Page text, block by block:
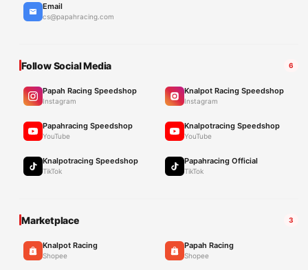
Email
cs@papahracing.com
Follow Social Media 6
Papah Racing Speedshop
Instagram
Knalpot Racing Speedshop
Instagram
Papahracing Speedshop
YouTube
Knalpotracing Speedshop
YouTube
Knalpotracing Speedshop
TikTok
Papahracing Official
TikTok
Marketplace 3
Knalpot Racing
Shopee
Papah Racing
Shopee